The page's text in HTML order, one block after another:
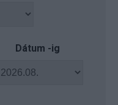
Dátum -ig